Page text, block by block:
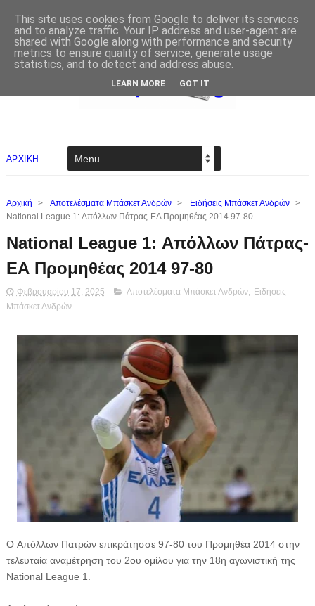
ΑΡΧΙΚΗ
Αρχική > Αποτελέσματα Μπάσκετ Ανδρών > Ειδήσεις Μπάσκετ Ανδρών >
National League 1: Απόλλων Πάτρας-ΕΑ Προμηθέας 2014 97-80
National League 1: Απόλλων Πάτρας-
ΕΑ Προμηθέας 2014 97-80
Φεβρουαρίου 17, 2025 Αποτελέσματα Μπάσκετ Ανδρών, Ειδήσεις
Μπάσκετ Ανδρών
O Απόλλων Πατρών επικράτησσε 97-80 του Προμηθέα 2014 στην
τελευταία αναμέτρηση του 2ου ομίλου για την 18η αγωνιστική της
National League 1.
This site uses cookies from Google to deliver its services
and to analyze traffic. Your IP address and user-agent are
shared with Google along with performance and security
metrics to ensure quality of service, generate usage
statistics, and to detect and address abuse.
LEARN MORE GOT IT